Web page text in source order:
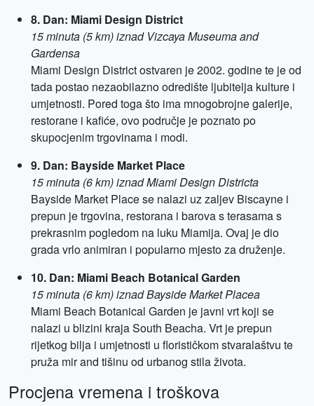
8. Dan: Miami Design District
15 minuta (5 km) iznad Vizcaya Museuma and
Gardensa
Miami Design District ostvaren je 2002. godine te je od
tada postao nezaobilazno odredište ljubitelja kulture i
umjetnosti. Pored toga što ima mnogobrojne galerije,
restorane i kafiće, ovo područje je poznato po
skupocjenim trgovinama i modi.
9. Dan: Bayside Market Place
15 minuta (6 km) iznad Miami Design Districta
Bayside Market Place se nalazi uz zaljev Biscayne i
prepun je trgovina, restorana i barova s terasama s
prekrasnim pogledom na luku Miamija. Ovaj je dio
grada vrlo animiran i popularno mjesto za druženje.
10. Dan: Miami Beach Botanical Garden
15 minuta (6 km) iznad Bayside Market Placea
Miami Beach Botanical Garden je javni vrt koji se
nalazi u blizini kraja South Beacha. Vrt je prepun
rijetkog bilja i umjetnosti u florističkom stvaralaštvu te
pruža mir and tišinu od urbanog stila života.
Procjena vremena i troškova